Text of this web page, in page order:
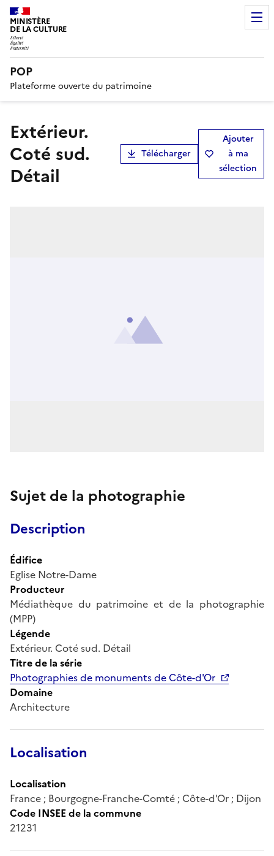
MINISTÈRE
DE LA CULTURE
POP
Plateforme ouverte du patrimoine
Extérieur.
Coté sud.
Détail
Télécharger
Ajouter
à ma
sélection
Sujet de la photographie
Description
Édifice
Eglise Notre-Dame
Producteur
Médiathèque du patrimoine et de la photographie
(MPP)
Légende
Extérieur. Coté sud. Détail
Titre de la série
Photographies de monuments de Côte-d'Or
Domaine
Architecture
Localisation
Localisation
France ; Bourgogne-Franche-Comté ; Côte-d'Or ; Dijon
Code INSEE de la commune
21231